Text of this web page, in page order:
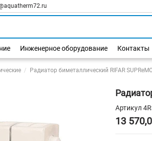
Инженерное оборудование Контакты
Радиатор биметаллический RIFAR
Артикул
13